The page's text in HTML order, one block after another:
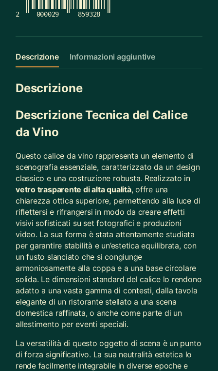
2 000029 859328
Descrizione Informazioni aggiuntive
Descrizione
Descrizione Tecnica del Calice
da Vino
Questo calice da vino rappresenta un elemento di
scenografia essenziale, caratterizzato da un design
classico e una costruzione robusta. Realizzato in
vetro trasparente di alta qualità, offre una
chiarezza ottica superiore, permettendo alla luce di
riflettersi e rifrangersi in modo da creare effetti
visivi sofisticati su set fotografici e produzioni
video. La sua forma è stata attentamente studiata
per garantire stabilità e un’estetica equilibrata, con
un fusto slanciato che si congiunge
armoniosamente alla coppa e a una base circolare
solida. Le dimensioni standard del calice lo rendono
adatto a una vasta gamma di contesti, dalla tavola
elegante di un ristorante stellato a una scena
domestica raffinata, o anche come parte di un
allestimento per eventi speciali.
La versatilità di questo oggetto di scena è un punto
di forza significativo. La sua neutralità estetica lo
rende facilmente integrabile in diverse epoche e